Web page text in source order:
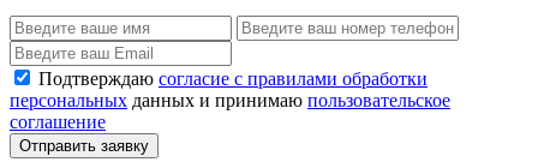
Подтверждаю согласие с правилами обработки
персональных данных и принимаю пользовательское
соглашение
Отправить заявку